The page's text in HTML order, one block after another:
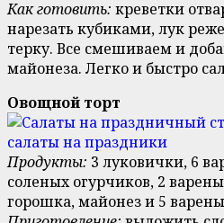
Как готовить: креветки
нарезать кубиками, лук
терку. Все смешиваем и
майонеза. Легко и быстро
Овощной торт
Продукты: 3 луковички, 6
соленых огурчиков, 2
горошка, майонез и 5